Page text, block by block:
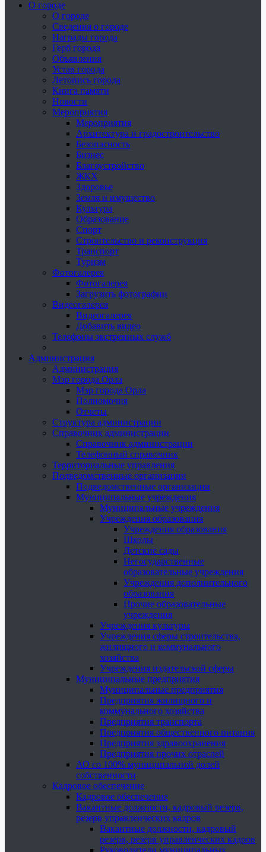
О городе
О городе
Сведения о городе
Награды города
Герб города
Объявления
Устав города
Летопись города
Книга памяти
Новости
Мероприятия
Мероприятия
Архитектура и градостроительство
Безопасность
Бизнес
Благоустройство
ЖКХ
Здоровье
Земля и имущество
Культура
Образование
Спорт
Строительство и реконструкция
Транспорт
Туризм
Фотогалерея
Фотогалерея
Загрузить фотографии
Видеогалерея
Видеогалерея
Добавить видео
Телефоны экстренных служб
Администрация
Администрация
Мэр города Орла
Мэр города Орла
Полномочия
Отчеты
Структура администрации
Справочник администрации
Справочник администрации
Телефонный справочник
Территориальные управления
Подведомственные организации
Подведомственные организации
Муниципальные учреждения
Муниципальные учреждения
Учреждения образования
Учреждения образования
Школы
Детские сады
Негосударственные
образовательные учреждения
Учреждения дополнительного
образования
Прочие образовательные
учреждения
Учреждения культуры
Учреждения сферы строительства,
жилищного и коммунального
хозяйства
Учреждения издательской сферы
Муниципальные предприятия
Муниципальные предприятия
Предприятия жилищного и
коммунального хозяйства
Предприятия транспорта
Предприятия общественного питания
Предприятия здравоохранения
Предприятия прочих отраслей
АО со 100% муниципальной долей
собственности
Кадровое обеспечение
Кадровое обеспечение
Вакантные должности, кадровый резерв,
резерв управленческих кадров
Вакантные должности, кадровый
резерв, резерв управленческих кадров
Руководители муниципальных